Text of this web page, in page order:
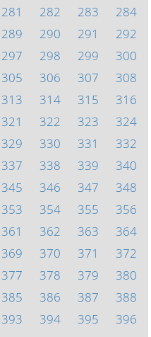
281 282 283
284
289 290 291
292
297 298 299
300
305 306 307
308
313 314 315
316
321 322 323
324
329 330 331
332
337 338 339
340
345 346 347
348
353 354 355
356
361 362 363
364
369 370 371
372
377 378 379
380
385 386 387
388
393 394 395
396